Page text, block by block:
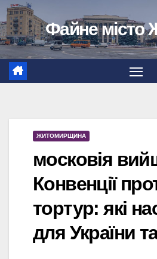
Перейти
до
вмісту
Файне місто
ЖИТОМИРЩИНА
московія
Конвенції
тортур: які
для України